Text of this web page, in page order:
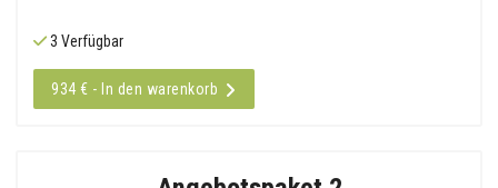
3 Verfügbar
934 € - In den warenkorb